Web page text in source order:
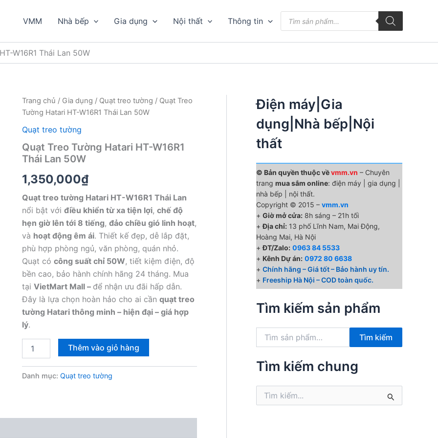
VMM Nhà bếp Gia dụng Nội thất Thông tin
kiếm
phẩm
W16R1 Thái Lan 50W
Trang chủ / Gia dụng / Quạt treo tường / Quạt Treo
Tường Hatari HT-W16R1 Thái Lan 50W
Quạt treo tường
Quạt Treo Tường Hatari HT-W16R1
Thái Lan 50W
1,350,000₫
Quạt treo tường Hatari HT-W16R1 Thái Lan
nổi bật với điều khiển từ xa tiện lợi, chế độ
hẹn giờ lên tới 8 tiếng, đảo chiều gió linh hoạt,
và hoạt động êm ái. Thiết kế đẹp, dễ lắp đặt,
phù hợp phòng ngủ, văn phòng, quán nhỏ.
Quạt có công suất chỉ 50W, tiết kiệm điện, độ
bền cao, bảo hành chính hãng 24 tháng. Mua
tại VietMart Mall – để nhận ưu đãi hấp dẫn.
Đây là lựa chọn hoàn hảo cho ai cần quạt treo
tường Hatari thông minh – hiện đại – giá hợp
lý.
Treo
Hatari
Thêm vào giỏ hàng
Danh mục: Quạt treo tường
Điện máy|Gia
dụng|Nhà bếp|Nội
thất
© Bản quyền thuộc vềvmm.vn – Chuyên
trang mua sắm online: điện máy | gia dụng |
nhà bếp | nội thất.
Copyright © 2015 – vmm.vn
+ Giờ mở cửa: 8h sáng – 21h tối
+Địa chỉ: 13 phố Lĩnh Nam, Mai Động,
Hoàng Mai, Hà Nội
+ĐT/Zalo: 0963 84 5533
+ Kênh Dự án: 0972 80 6638
+ Chính hãng – Giá tốt – Bảo hành uy tín.
+ Freeship Hà Nội – COD toàn quốc.
Tìm kiếm sản phẩm
k
Tìm kiếm
Tìm kiếm chung